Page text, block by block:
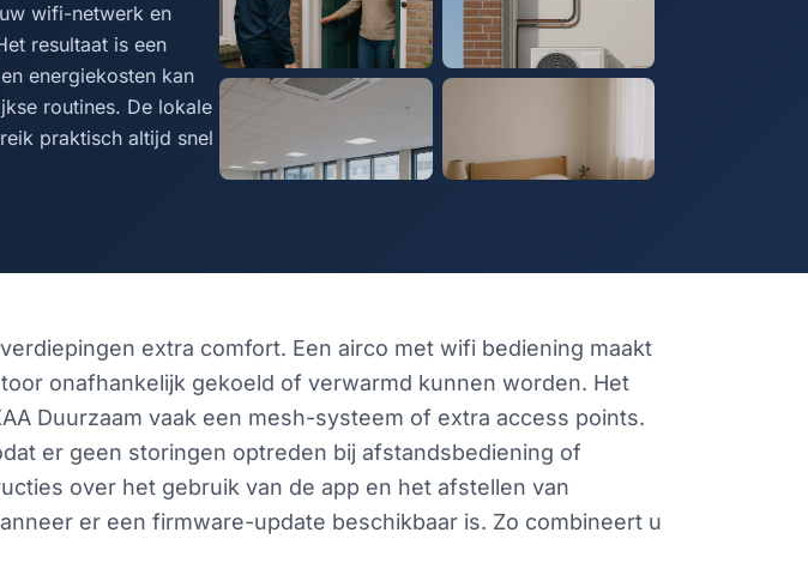
wifi-netwerk en
resultaat is een
energiekosten kan
routines. De lokale
praktisch altijd snel
extra comfort. Een airco met wifi bediening maakt
onafhankelijk gekoeld of verwarmd kunnen worden. Het
Duurzaam vaak een mesh-systeem of extra access points.
er geen storingen optreden bij afstandsbediening of
over het gebruik van de app en het afstellen van
er een firmware-update beschikbaar is. Zo combineert u